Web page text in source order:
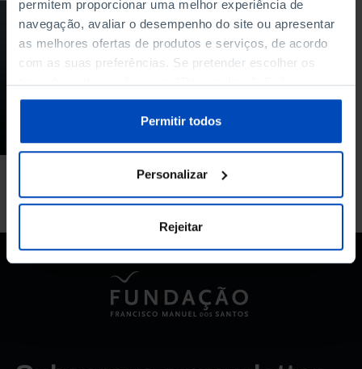
permitem proporcionar uma melhor experiência de
navegação, avaliar o desempenho do site ou apresentar
as melhores ofertas de produtos e serviços, de acordo
com as suas preferências. Se pretender escolher os
tipos de cookies, clique em "Personalizar". Saiba mais
sobre cookies através da gestão de preferências ou da
Política de Cookies.
Permitir todos
Personalizar
Rejeitar
PODCAST
Como está a relação
entre o jovens e a
política?
04/07/2023